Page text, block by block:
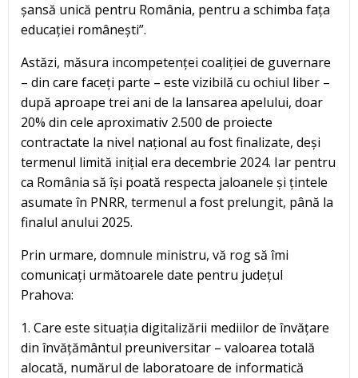
șansă unică pentru România, pentru a schimba fața
educației românești”.
Astăzi, măsura incompetenței coaliției de guvernare
– din care faceți parte – este vizibilă cu ochiul liber –
după aproape trei ani de la lansarea apelului, doar
20% din cele aproximativ 2.500 de proiecte
contractate la nivel național au fost finalizate, deși
termenul limită inițial era decembrie 2024. Iar pentru
ca România să își poată respecta jaloanele și țintele
asumate în PNRR, termenul a fost prelungit, până la
finalul anului 2025.
Prin urmare, domnule ministru, vă rog să îmi
comunicați următoarele date pentru județul
Prahova:
1. Care este situația digitalizării mediilor de învățare
din învățământul preuniversitar – valoarea totală
alocată, numărul de laboratoare de informatică